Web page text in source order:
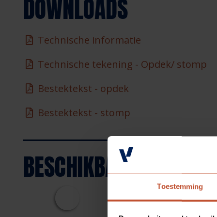
Toestemming
DOWNLOADS
Technische informatie
Technische tekening - Opdek/ stomp
Bestektekst - opdek
Bestektekst - stomp
BESCHIKBAREKLEUREN